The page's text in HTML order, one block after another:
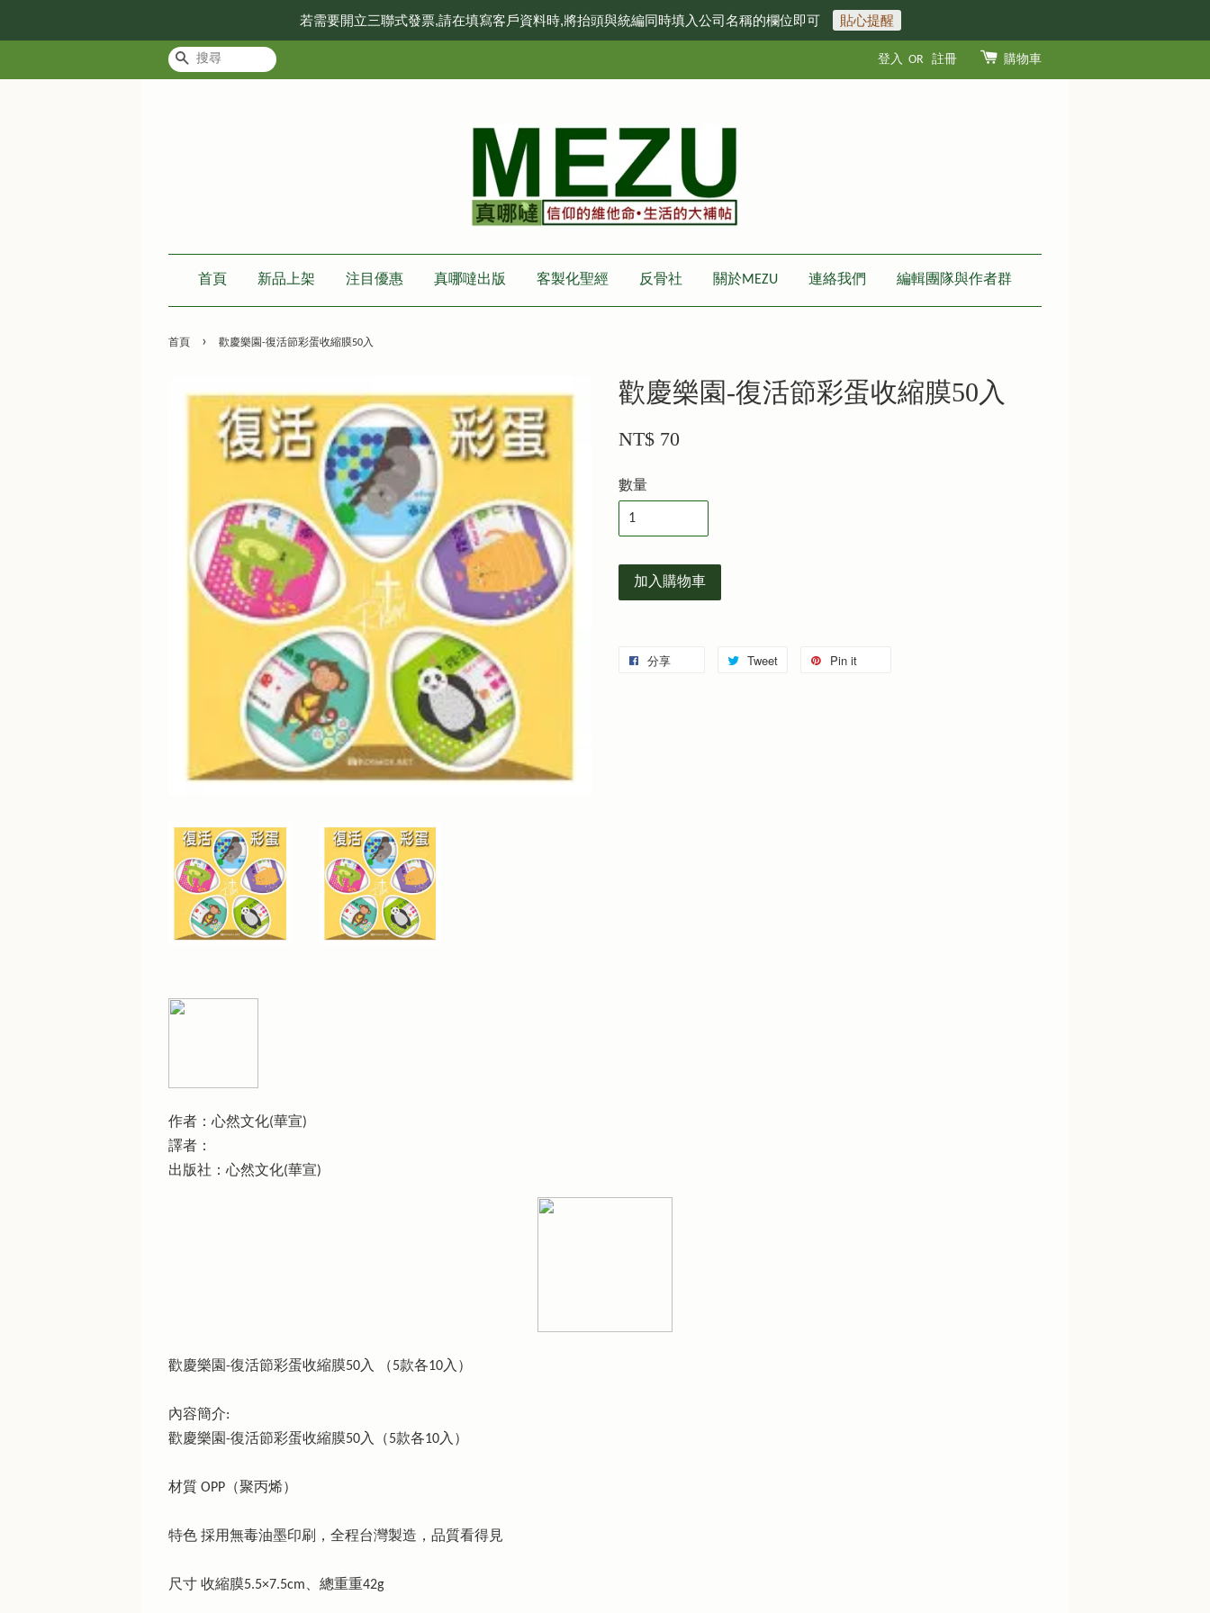
若需要開立三聯式發票,請在填寫客戶資料時,將抬頭與統編同時填入公司名稱的欄位即可 貼心提醒
搜尋 登入 OR 註冊 購物車
首頁 新品上架 注目優惠 真哪噠出版 客製化聖經 反骨社 關於MEZU 連絡我們 編輯團隊與作者群
首頁 › 歡慶樂園-復活節彩蛋收縮膜50入
歡慶樂園-復活節彩蛋收縮膜50入
NT$ 70
數量
加入購物車
分享 Tweet Pin it
作者：心然文化(華宣)
譯者：
出版社：心然文化(華宣)
歡慶樂園-復活節彩蛋收縮膜50入 （5款各10入）
內容簡介:
歡慶樂園-復活節彩蛋收縮膜50入（5款各10入）
材質 OPP（聚丙烯）
特色 採用無毒油墨印刷，全程台灣製造，品質看得見
尺寸 收縮膜5.5×7.5cm、總重重42g